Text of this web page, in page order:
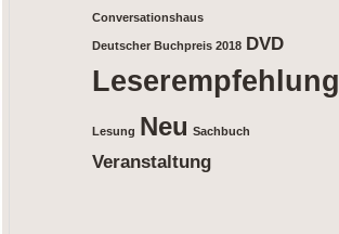
Conversationshaus
Deutscher Buchpreis 2018 DVD
Leserempfehlung
Lesung Neu Sachbuch
Veranstaltung